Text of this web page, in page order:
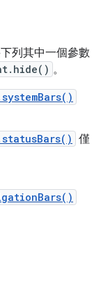
列其中一個參數
。
僅